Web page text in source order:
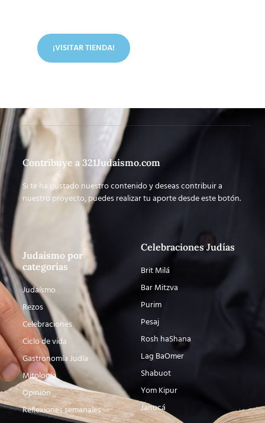
¡VISITAR TIENDA!
Contribuye a 321Judaismo.com
Si te ha gustado nuestro contenido y deseas contribuir a
nuestro proyecto, puedes realizar tu aporte desde este botón.
Judaísmo por
categorías
Judaísmo
Rezos
Celebraciones
Ciclo de vida
Gastronomía Judía
Mitología
Opinión
Reflexiones semanales
Celebraciones Judías
Brit Milá
Bar Mitzva
Purim
Pesaj
Rosh haShana
Lag BaOmer
Shabuot
Yom Kipur
Janucá